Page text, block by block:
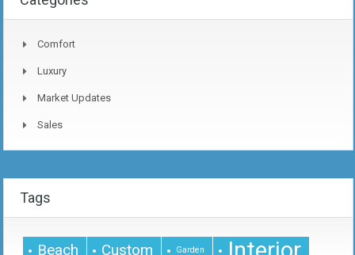
Comfort
Luxury
Market Updates
Sales
Tags
Beach Custom Garden